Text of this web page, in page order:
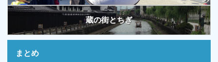
蔵の街とちぎ
まとめ